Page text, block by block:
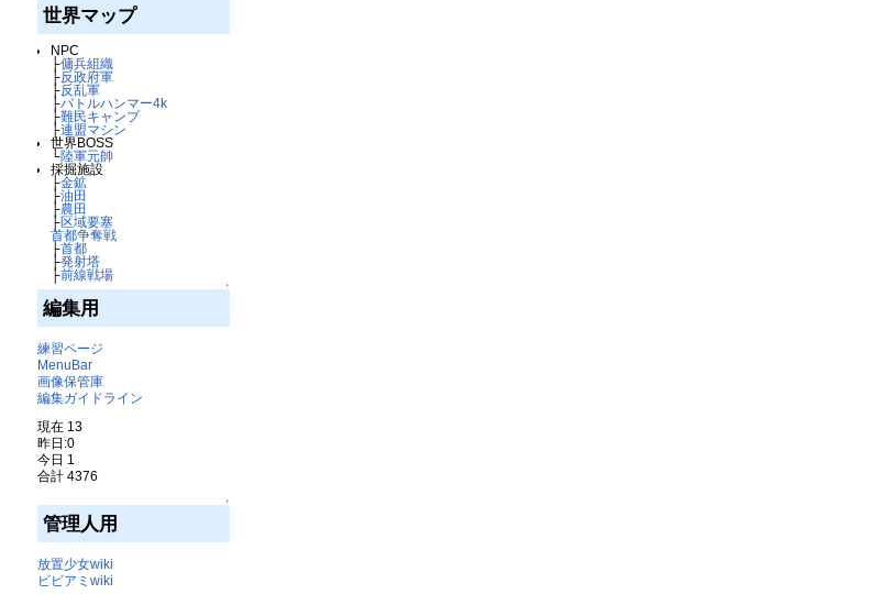
世界マップ
NPC
├傭兵組織
├反政府軍
├反乱軍
├バトルハンマー4k
├難民キャンプ
├連盟マシン
世界BOSS
└陸軍元帥
採掘施設
├金鉱
├油田
├農田
├区域要塞
首都争奪戦
├首都
├発射塔
├前線戦場
↑
編集用
練習ページ
MenuBar
画像保管庫
編集ガイドライン
現在 13
昨日:0
今日 1
合計 4376
↑
管理人用
放置少女wiki
ビビアミwiki